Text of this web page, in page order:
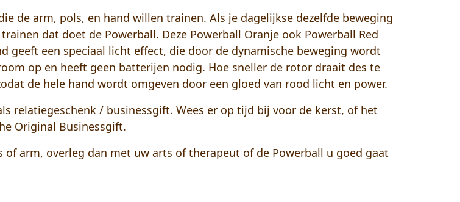
de arm, pols, en hand willen trainen. Als je dagelijkse dezelfde beweging
dat doet de Powerball. Deze Powerball Oranje ook Powerball Red
geeft een speciaal licht effect, die door de dynamische beweging wordt
op en heeft geen batterijen nodig. Hoe sneller de rotor draait des te
de hele hand wordt omgeven door een gloed van rood licht en power.
relatiegeschenk / businessgift. Wees er op tijd bij voor de kerst, of het
Original Businessgift.
arm, overleg dan met uw arts of therapeut of de Powerball u goed gaat